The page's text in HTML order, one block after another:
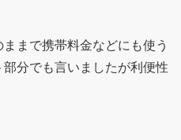
まで携帯料金などにも使う
分でも言いましたが利便性